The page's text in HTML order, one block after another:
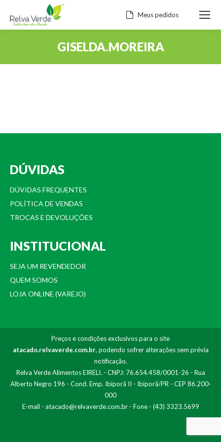
Meus pedidos
GISELDA.MOREIRA
DÚVIDAS
DÚVIDAS FREQUENTES
POLÍTICA DE VENDAS
TROCAS E DEVOLUÇÕES
INSTITUCIONAL
SEJA UM REVENDEDOR
QUEM SOMOS
LOJA ONLINE (VAREJO)
Preços e condições exclusivos para o site
atacado.relvaverde.com.br, podendo sofrer alterações sem prévia
notificação.
Relva Verde Alimentos EIRELI. - CNPJ: 76.654.458/0001-26 - Rua
Alberto Negro 196 - Cond. Emp. Ibiporã II - Ibiporã/PR - CEP 86.200-
000
E-mail - atacado@relvaverde.com.br- Fone - (43) 3323.5699